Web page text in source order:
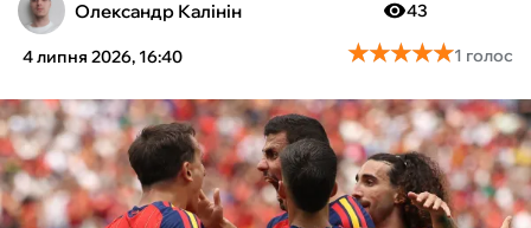
ТЕНІС
КІБЕРСПОРТ
ЧС-2026
ФУТЗАЛ
Олександр Калінін
4 липня 2026, 16:40
43
★★★★★
★★★★★1 голос